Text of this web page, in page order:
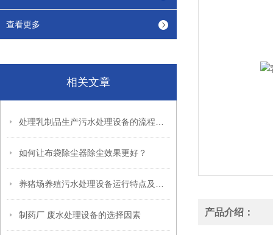
查看更多
相关文章
如何让布袋除尘器除尘效果更好？
制药厂 废水处理设备的选择因素 产品介绍：